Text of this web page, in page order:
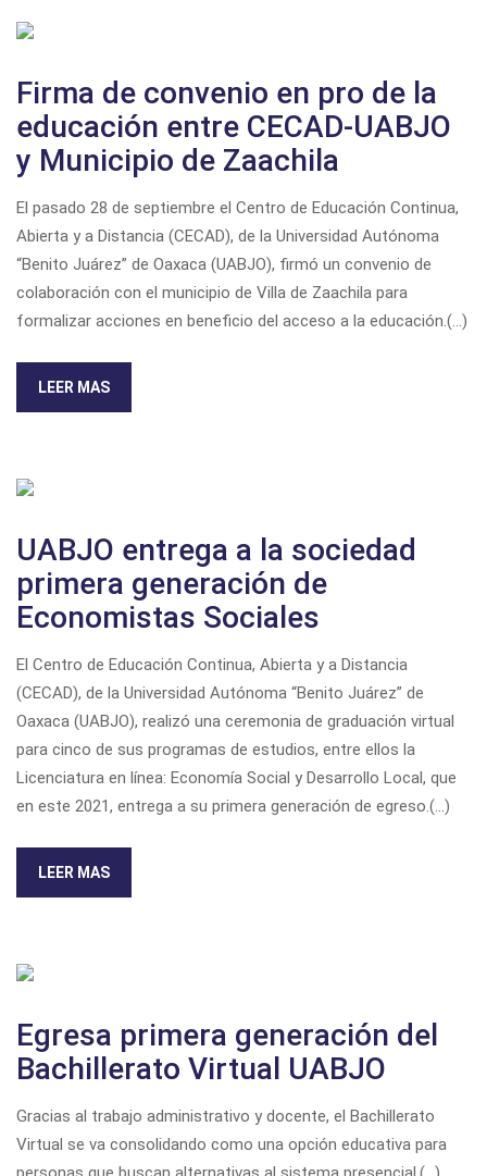
Firma de convenio en pro de la
educación entre CECAD-UABJO
y Municipio de Zaachila
El pasado 28 de septiembre el Centro de Educación Continua,
Abierta y a Distancia (CECAD), de la Universidad Autónoma
“Benito Juárez” de Oaxaca (UABJO), firmó un convenio de
colaboración con el municipio de Villa de Zaachila para
formalizar acciones en beneficio del acceso a la educación.(...)
LEER MAS
UABJO entrega a la sociedad
primera generación de
Economistas Sociales
El Centro de Educación Continua, Abierta y a Distancia
(CECAD), de la Universidad Autónoma “Benito Juárez” de
Oaxaca (UABJO), realizó una ceremonia de graduación virtual
para cinco de sus programas de estudios, entre ellos la
Licenciatura en línea: Economía Social y Desarrollo Local, que
en este 2021, entrega a su primera generación de egreso.(...)
LEER MAS
Egresa primera generación del
Bachillerato Virtual UABJO
Gracias al trabajo administrativo y docente, el Bachillerato
Virtual se va consolidando como una opción educativa para